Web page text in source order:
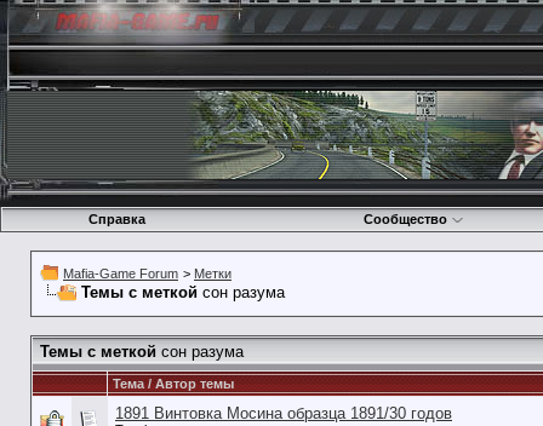
Справка Сообщество
Mafia-Game Forum > Метки
Темы с меткой сон разума
Темы с меткой сон разума
Тема / Автор темы
1891 Винтовка Мосина образца 1891/30 годов